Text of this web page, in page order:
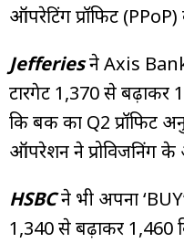
ऑपरेटिंग प्रॉफिट
Jefferiesने Axis Bank
टारगेट ₹1,370 से बढ़ाकर
कि बैंक का Q2 प्रॉफिट
ऑपरेशन ने प्रोविजनिंग
HSBCने भी अपना
₹1,340 से बढ़ाकर ₹1,460